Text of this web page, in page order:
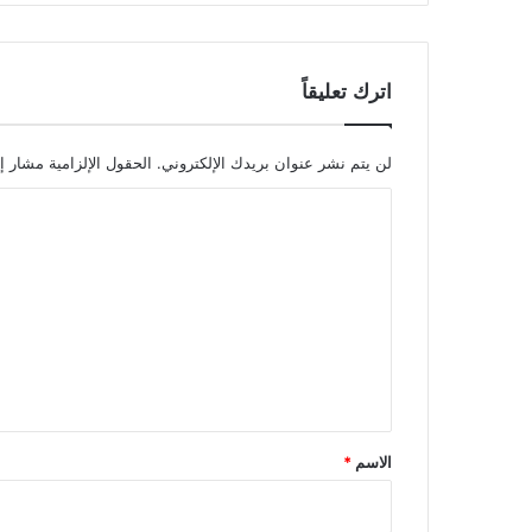
اترك تعليقاً
لن يتم نشر عنوان بريدك الإلكتروني. الحقول الإلزامية مشار
*
الاسم *